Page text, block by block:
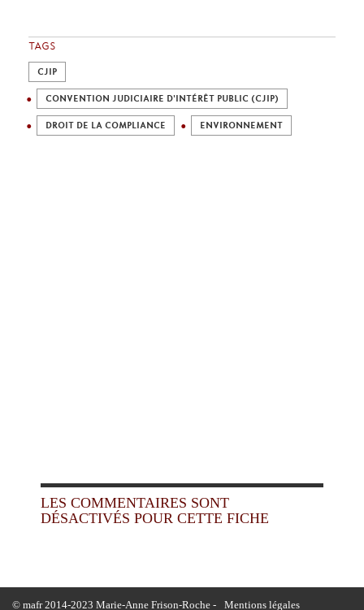
TAGS
CJIP
CONVENTION JUDICIAIRE D'INTÉRÊT PUBLIC (CJIP)
DROIT DE LA COMPLIANCE ENVIRONNEMENT
LES COMMENTAIRES SONT
DÉSACTIVÉS POUR CETTE FICHE
© mafr 2014-2023 Marie-Anne Frison-Roche - Mentions légales